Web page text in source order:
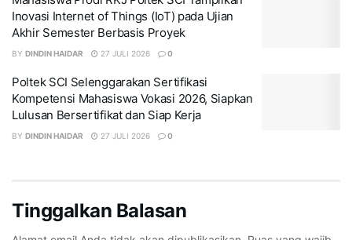
Inovasi Internet of Things (IoT) pada Ujian
Akhir Semester Berbasis Proyek
BY DINDIN HAIDAR 27 JULI 2026 0
Poltek SCI Selenggarakan Sertifikasi
Kompetensi Mahasiswa Vokasi 2026, Siapkan
Lulusan Bersertifikat dan Siap Kerja
BY DINDIN HAIDAR 27 JULI 2026 0
Tinggalkan Balasan